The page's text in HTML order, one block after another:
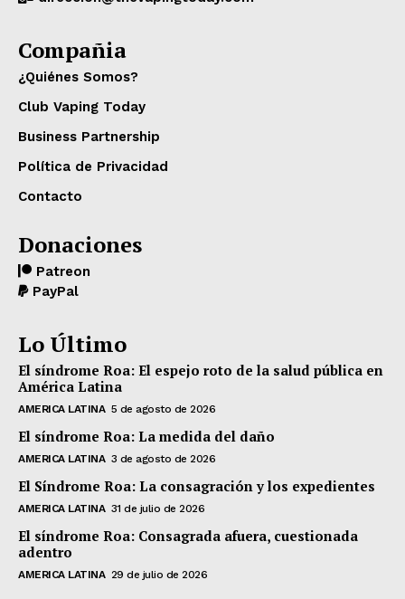
Compañia
¿Quiénes Somos?
Club Vaping Today
Business Partnership
Política de Privacidad
Contacto
Donaciones
Patreon
PayPal
Lo Último
El síndrome Roa: El espejo roto de la salud pública en
América Latina
AMERICA LATINA 5 de agosto de 2026
El síndrome Roa: La medida del daño
AMERICA LATINA 3 de agosto de 2026
El Síndrome Roa: La consagración y los expedientes
AMERICA LATINA 31 de julio de 2026
El síndrome Roa: Consagrada afuera, cuestionada
adentro
AMERICA LATINA 29 de julio de 2026